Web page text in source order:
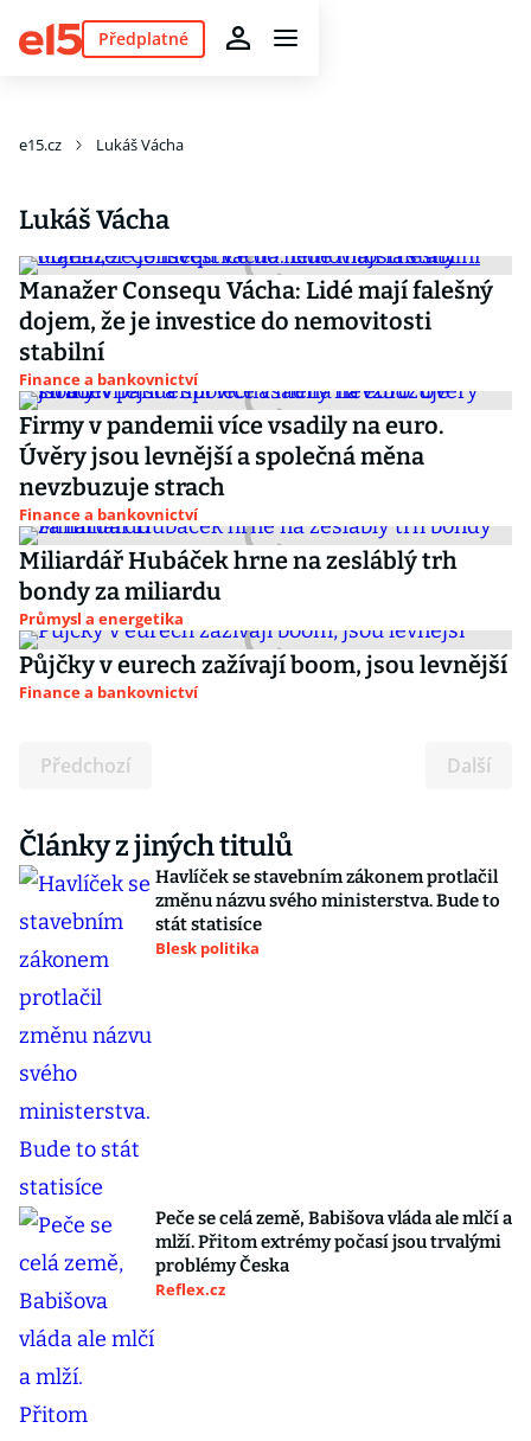
Předplatné
e15.cz Lukáš Vácha
Lukáš Vácha
Manažer Consequ Vácha: Lidé mají falešný
dojem, že je investice do nemovitosti
stabilní
Finance a bankovnictví
Firmy v pandemii více vsadily na euro.
Úvěry jsou levnější a společná měna
nevzbuzuje strach
Finance a bankovnictví
Miliardář Hubáček hrne na zesláblý trh
bondy za miliardu
Průmysl a energetika
Půjčky v eurech zažívají boom, jsou levnější
Finance a bankovnictví
Předchozí Další
Články z jiných titulů
Havlíček se stavebním zákonem protlačil
změnu názvu svého ministerstva. Bude to
stát statisíce
Blesk politika
Peče se celá země, Babišova vláda ale mlčí a
mlží. Přitom extrémy počasí jsou trvalými
problémy Česka
Reflex.cz